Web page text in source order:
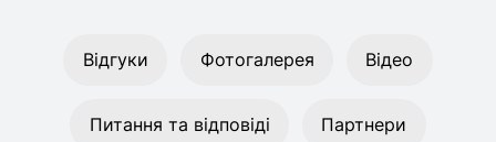
Відгуки Фотогалерея Відео
Питання та відповіді Партнери